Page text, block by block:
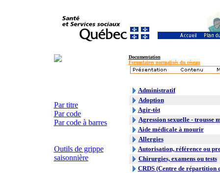
Documentation
Formulaires normalisés du réseau
Par titre
Par code
Par code à barres
Outils de grippe
saisonnière
Administratif
Adoption
Agir-tôt
Agression sexuelle - trousse
Aide médicale à mourir
Allergies
Autorisation, référence ou
Chirurgies, examens ou tests
CRDS (Centre de répartition